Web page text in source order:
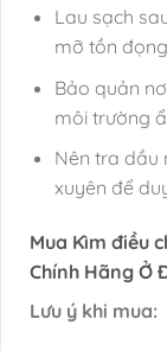
Lau sạch
mỡ tồn
Bảo quản
môi trường
Nên tra dầu
xuyên để
Mua Kìm điều
Chính Hãng Ở
Lưu ý khi mua: